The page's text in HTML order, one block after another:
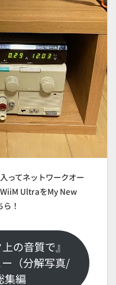
ってネットワークオー
WiiM UltraをMy New
！
の音質で』
（分解写真/
集編